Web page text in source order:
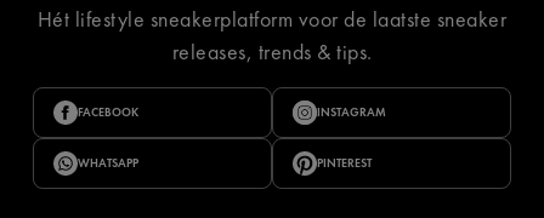
Hét lifestyle sneakerplatform voor de laatste sneaker
releases, trends & tips.
FACEBOOK INSTAGRAM
WHATSAPP PINTEREST